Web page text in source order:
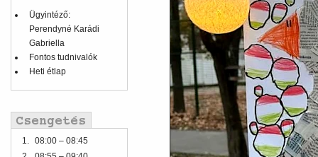
Ügyintéző:
Perendyné Karádi
Gabriella
Fontos tudnivalók
Heti étlap
1. 08:00 – 08:45